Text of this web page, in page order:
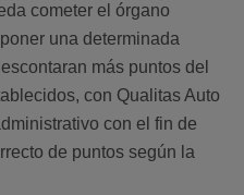
cometer el órgano
una determinada
más puntos del
con Qualitas Auto
con el fin de
de puntos según la